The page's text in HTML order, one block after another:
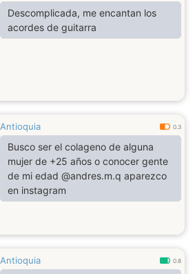
Descomplicada, me encantan los
acordes de guitarra
Antioquia 0.3
Busco ser el colageno de alguna
mujer de +25 años o conocer gente
de mi edad @andres.m.q aparezco
en instagram
Antioquia 0.8